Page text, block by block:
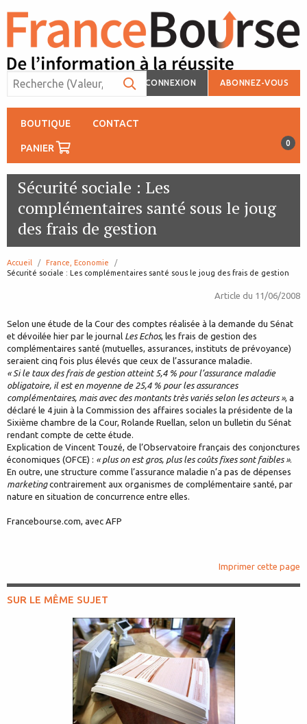
CONNEXION ABONNEZ-VOUS
BOUTIQUE CONTACT
PANIER 0
Sécurité sociale : Les
complémentaires santé sous le joug
des frais de gestion
Accueil
France, Economie
page:
Sécurité sociale : Les complémentaires santé sous le joug des frais de gestion
Article du 11/06/2008
Selon une étude de la Cour des comptes réalisée à la demande du Sénat
et dévoilée hier par le journal Les Echos, les frais de gestion des
complémentaires santé (mutuelles, assurances, instituts de prévoyance)
seraient cinq fois plus élevés que ceux de l’assurance maladie.
« Si le taux des frais de gestion atteint 5,4 % pour l’assurance maladie
obligatoire, il est en moyenne de 25,4 % pour les assurances
complémentaires, mais avec des montants très variés selon les acteurs », a
déclaré le 4 juin à la Commission des affaires sociales la présidente de la
Sixième chambre de la Cour, Rolande Ruellan, selon un bulletin du Sénat
rendant compte de cette étude.
Explication de Vincent Touzé, de l’Observatoire français des conjonctures
économiques (OFCE) : « plus on est gros, plus les coûts fixes sont faibles ».
En outre, une structure comme l’assurance maladie n’a pas de dépenses
marketingcontrairement aux organismes de complémentaire santé, par
nature en situation de concurrence entre elles.
Francebourse.com, avec AFP
Imprimer cette page
SUR LE MÊME SUJET